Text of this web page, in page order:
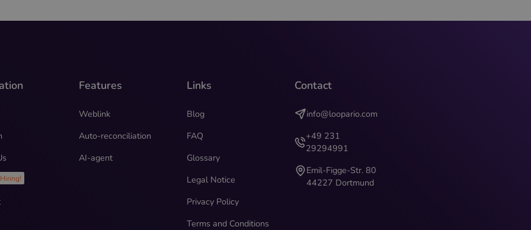
Hiring!
Features
Weblink
Auto-reconciliation
AI-agent
Links
Blog
FAQ
Glossary
Legal Notice
Privacy Policy
Terms and Conditions
Contact
info@loopario.com
+49 231
29294991
Emil-Figge-Str. 80
44227 Dortmund